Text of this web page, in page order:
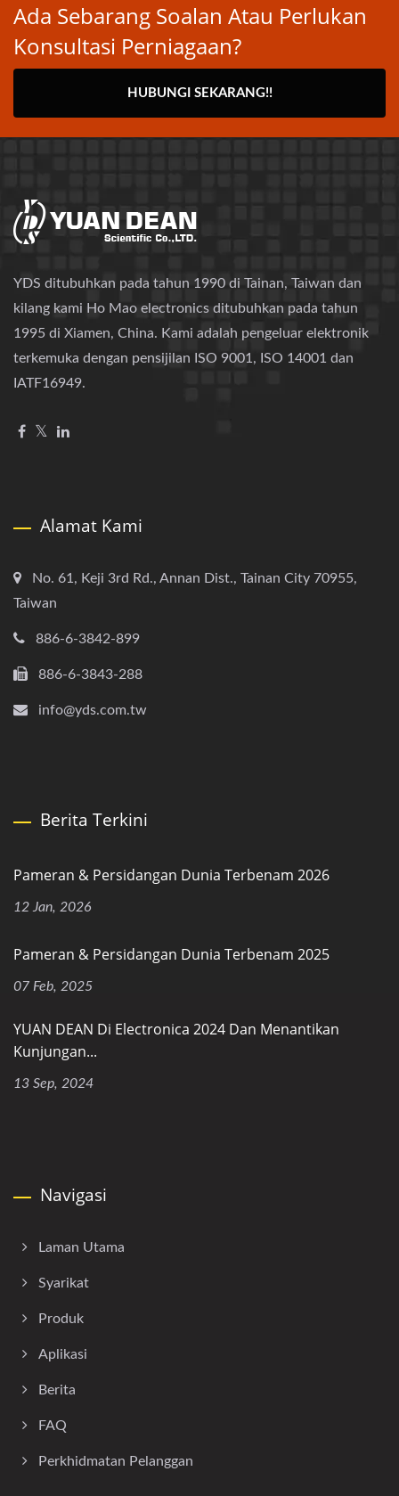
Ada Sebarang Soalan Atau Perlukan
Konsultasi Perniagaan?
HUBUNGI SEKARANG!!
YDS ditubuhkan pada tahun 1990 di Tainan, Taiwan dan
kilang kami Ho Mao electronics ditubuhkan pada tahun
1995 di Xiamen, China. Kami adalah pengeluar elektronik
terkemuka dengan pensijilan ISO 9001, ISO 14001 dan
IATF16949.
Alamat Kami
No. 61, Keji 3rd Rd., Annan Dist., Tainan City 70955,
Taiwan
886-6-3842-899
886-6-3843-288
info@yds.com.tw
Berita Terkini
Pameran & Persidangan Dunia Terbenam 2026
12 Jan, 2026
Pameran & Persidangan Dunia Terbenam 2025
07 Feb, 2025
YUAN DEAN Di Electronica 2024 Dan Menantikan
Kunjungan...
13 Sep, 2024
Navigasi
Laman Utama
Syarikat
Produk
Aplikasi
Berita
FAQ
Perkhidmatan Pelanggan